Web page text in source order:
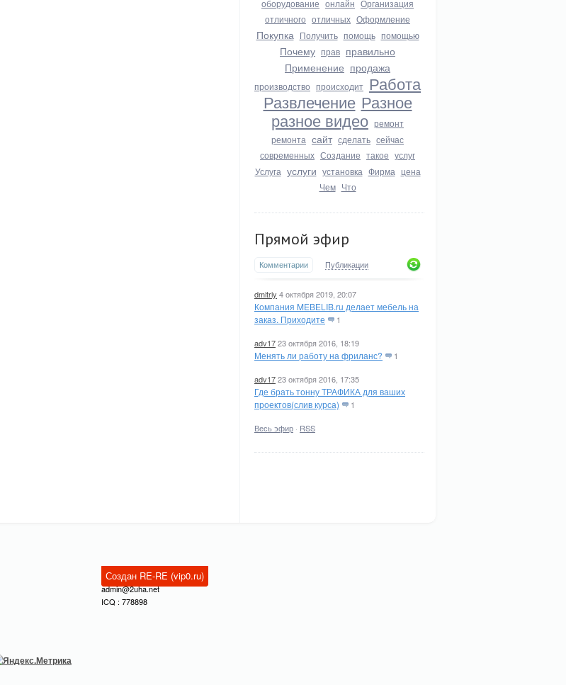
оборудование онлайн Организация
отличного отличных Оформление
Покупка Получить помощь помощью
Почему прав правильно
Применение продажа
производство происходит Работа
Развлечение Разное
разное видео ремонт
ремонта сайт сделать сейчас
современных Создание такое услуг
Услуга услуги установка Фирма цена
Чем Что
Прямой эфир
Комментарии Публикации
dmitriy 4 октября 2019, 20:07
Компания MEBELIB.ru делает мебель на
заказ. Приходите
1
adv1723 октября 2016, 18:19
Менять ли работу на фриланс? 1
adv1723 октября 2016, 17:35
Где брать тонну ТРАФИКА для ваших
проектов(слив курса)
1
Весь эфир · RSS
Создан RE-RE (vip0.ru)
admin@2uha.net
ICQ : 778898